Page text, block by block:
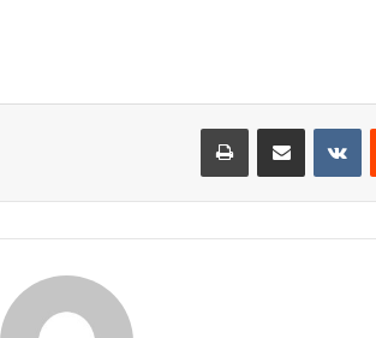
‫VKontakteاشتراک گذاری از طریق ایمیل چاپ